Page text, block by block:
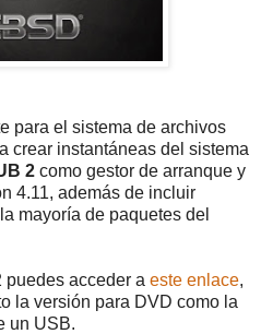
para el sistema de archivos
crear instantáneas del sistema
2 como gestor de arranque y
4.11, además de incluir
mayoría de paquetes del
puedes acceder a este enlace,
la versión para DVD como la
un USB.